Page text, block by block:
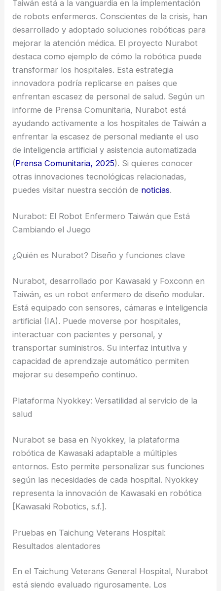
Taiwán está a la vanguardia en la implementación
de robots enfermeros. Conscientes de la crisis, han
desarrollado y adoptado soluciones robóticas para
mejorar la atención médica. El proyecto Nurabot
destaca como ejemplo de cómo la robótica puede
transformar los hospitales. Esta estrategia
innovadora podría replicarse en países que
enfrentan escasez de personal de salud. Según un
informe de Prensa Comunitaria, Nurabot está
ayudando activamente a los hospitales de Taiwán a
enfrentar la escasez de personal mediante el uso
de inteligencia artificial y asistencia automatizada
(Prensa Comunitaria, 2025). Si quieres conocer
otras innovaciones tecnológicas relacionadas,
puedes visitar nuestra sección de noticias.
Nurabot: El Robot Enfermero Taiwán que Está
Cambiando el Juego
¿Quién es Nurabot? Diseño y funciones clave
Nurabot, desarrollado por Kawasaki y Foxconn en
Taiwán, es un robot enfermero de diseño modular.
Está equipado con sensores, cámaras e inteligencia
artificial (IA). Puede moverse por hospitales,
interactuar con pacientes y personal, y
transportar suministros. Su interfaz intuitiva y
capacidad de aprendizaje automático permiten
mejorar su desempeño continuo.
Plataforma Nyokkey: Versatilidad al servicio de la
salud
Nurabot se basa en Nyokkey, la plataforma
robótica de Kawasaki adaptable a múltiples
entornos. Esto permite personalizar sus funciones
según las necesidades de cada hospital. Nyokkey
representa la innovación de Kawasaki en robótica
[Kawasaki Robotics, s.f.].
Pruebas en Taichung Veterans Hospital:
Resultados alentadores
En el Taichung Veterans General Hospital, Nurabot
está siendo evaluado rigurosamente. Los